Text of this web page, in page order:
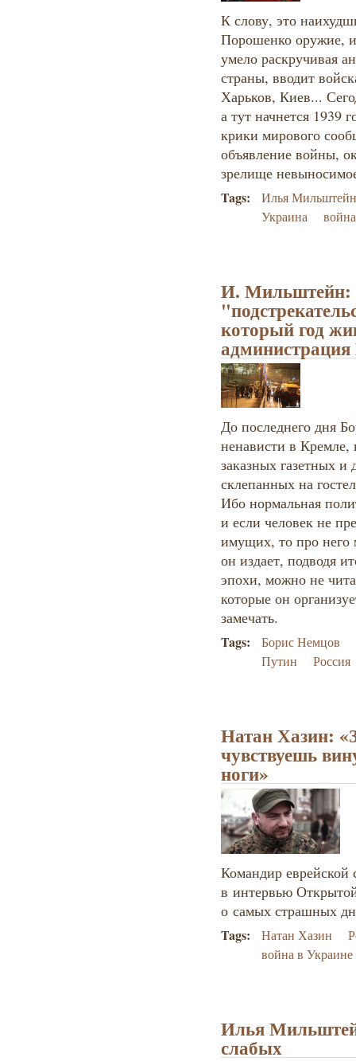
К слову, это
Порошенко оружие,
умело раскручивая
страны, вводит
Харьков, Киев...
а тут начнется 1939
крики мирового
объявление войны,
зрелище
Tags:
Илья
Украина
И. Мильштейн:
который год
До последнего дня
ненависти в
заказных газетных
склепанных на
Ибо нормальная
и если человек не
имущих, то про него
он издает, подводя
эпохи, можно не
которые он
замечать.
Tags: Борис Немцов
Путин
Россия
Натан Хазин:
чувствуешь
ноги»
Командир
в интервью
о самых страшных
Tags: Натан Хазин
война в Украине
Илья
слабых